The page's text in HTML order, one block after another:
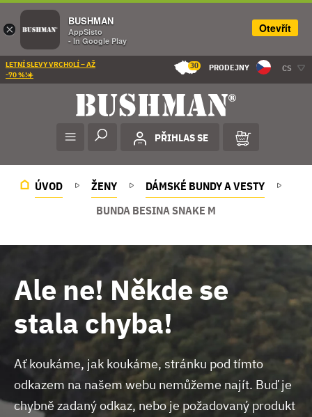
LETNÍ SLEVY VRCHOLÍ – AŽ
-70 %!☀️
30 PRODEJNY CS
PŘIHLAS SE
ÚVOD ŽENY
DÁMSKÉ BUNDY A VESTY
BUNDA BESINA SNAKE M
Ale ne! Někde se
stala chyba!
Ať koukáme, jak koukáme, stránku pod tímto
odkazem na našem webu nemůžeme najít. Buď je
chybně zadaný odkaz, nebo je požadovaný produkt
×
BUSHMAN
AppSisto
- In Google Play
Otevřít